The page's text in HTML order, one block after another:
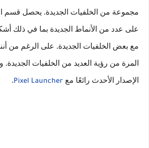
مجموعة من الخلفيات الجديدة. يحصل قسم
على عدد من الأنماط الجديدة بما في ذلك
مع بعض الخلفيات الجديدة. على الرغم من
المرة من رؤية العديد من الخلفيات الجديدة.
الإصدار الأحدث رائعًا مع .